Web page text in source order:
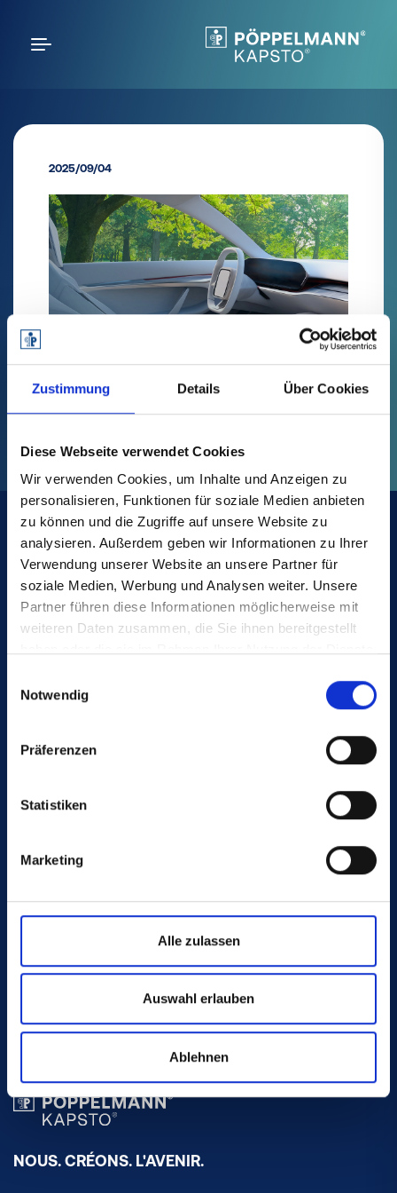
Zustimmung Details Über Cookies
Diese Webseite verwendet Cookies
Wir verwenden Cookies, um Inhalte und Anzeigen zu
personalisieren, Funktionen für soziale Medien anbieten
zu können und die Zugriffe auf unsere Website zu
analysieren. Außerdem geben wir Informationen zu Ihrer
Verwendung unserer Website an unsere Partner für
soziale Medien, Werbung und Analysen weiter. Unsere
Partner führen diese Informationen möglicherweise mit
weiteren Daten zusammen, die Sie ihnen bereitgestellt
Notwendig
Präferenzen
Statistiken
Marketing
Alle zulassen
Auswahl erlauben
Ablehnen
2025/09/04
Suivez-
nous
www.poeppelmann.com
Plastiques Pöppelmann France
France
Conseils d'application :
+33 3 89 63 33 13
kapsto-fr@poeppelmann.com
NOUS. CRÉONS. L'AVENIR.